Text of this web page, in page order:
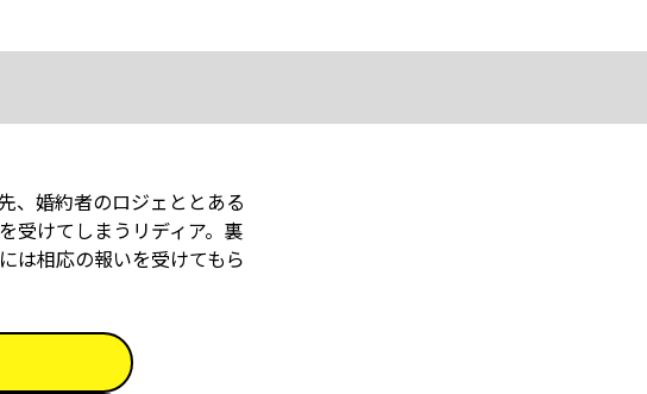
、婚約者のロジェととある
受けてしまうリディア。裏
は相応の報いを受けてもら